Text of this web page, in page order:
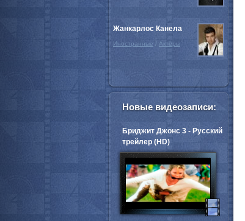
Жанкарлос Канела
Иностранные / Актёры
Новые видеозаписи:
Бриджит Джонс 3 - Русский
трейлер (HD)